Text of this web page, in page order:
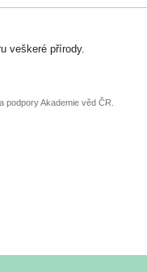
veškeré přírody.
podpory Akademie věd ČR.